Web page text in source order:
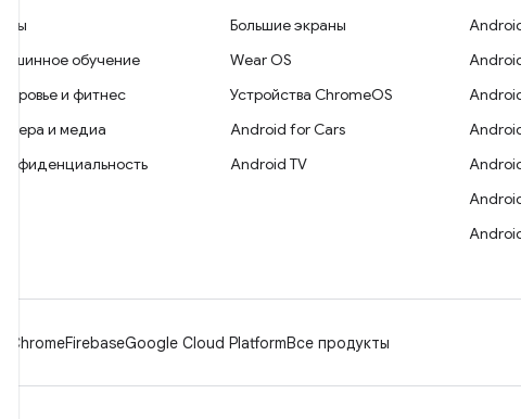
Игры
Машинное обучение
Здоровье и фитнес
Камера и медиа
Конфиденциальность
Большие экраны
Wear OS
Устройства ChromeOS
Android for Cars
Android TV
ChromeFirebaseGoogle Cloud PlatformВсе продукты